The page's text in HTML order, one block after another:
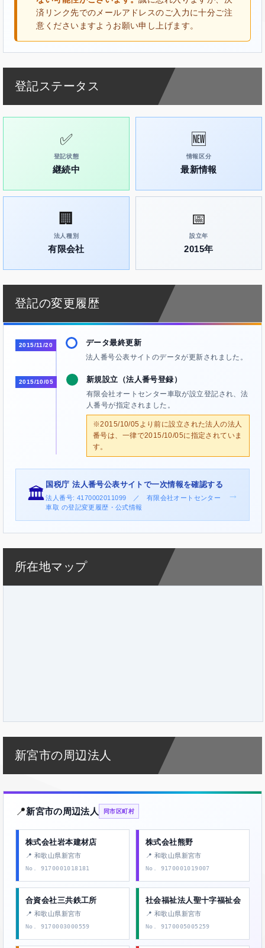
済リンク先でのメールアドレスのご入力に十分ご注
意くださいますようお願い申し上げます。
登記ステータス
✅
登記状態
継続中
🆕
情報区分
最新情報
🏢
法人種別
有限会社
📅
設立年
2015年
登記の変更履歴
2015/11/20 データ最終更新
法人番号公表サイトのデータが更新されました。
2015/10/05 新規設立（法人番号登録）
有限会社オートセンター車取が設立登記され、法
人番号が指定されました。
※2015/10/05より前に設立された法人の法人
番号は、一律で2015/10/05に指定されていま
す。
🏛️
国税庁 法人番号公表サイトで一次情報を確認する
法人番号: 4170002011099 ／ 有限会社オートセンター
車取 の登記変更履歴・公式情報
→
所在地マップ
新宮市の周辺法人
📍新宮市の周辺法人 同市区町村
株式会社岩本建材店
📍 和歌山県新宮市
No. 9170001018181
株式会社熊野
📍 和歌山県新宮市
No. 9170001019007
合資会社三共鉄工所
📍 和歌山県新宮市
No. 9170003000559
社会福祉法人聖十字福祉会
📍 和歌山県新宮市
No. 9170005005259